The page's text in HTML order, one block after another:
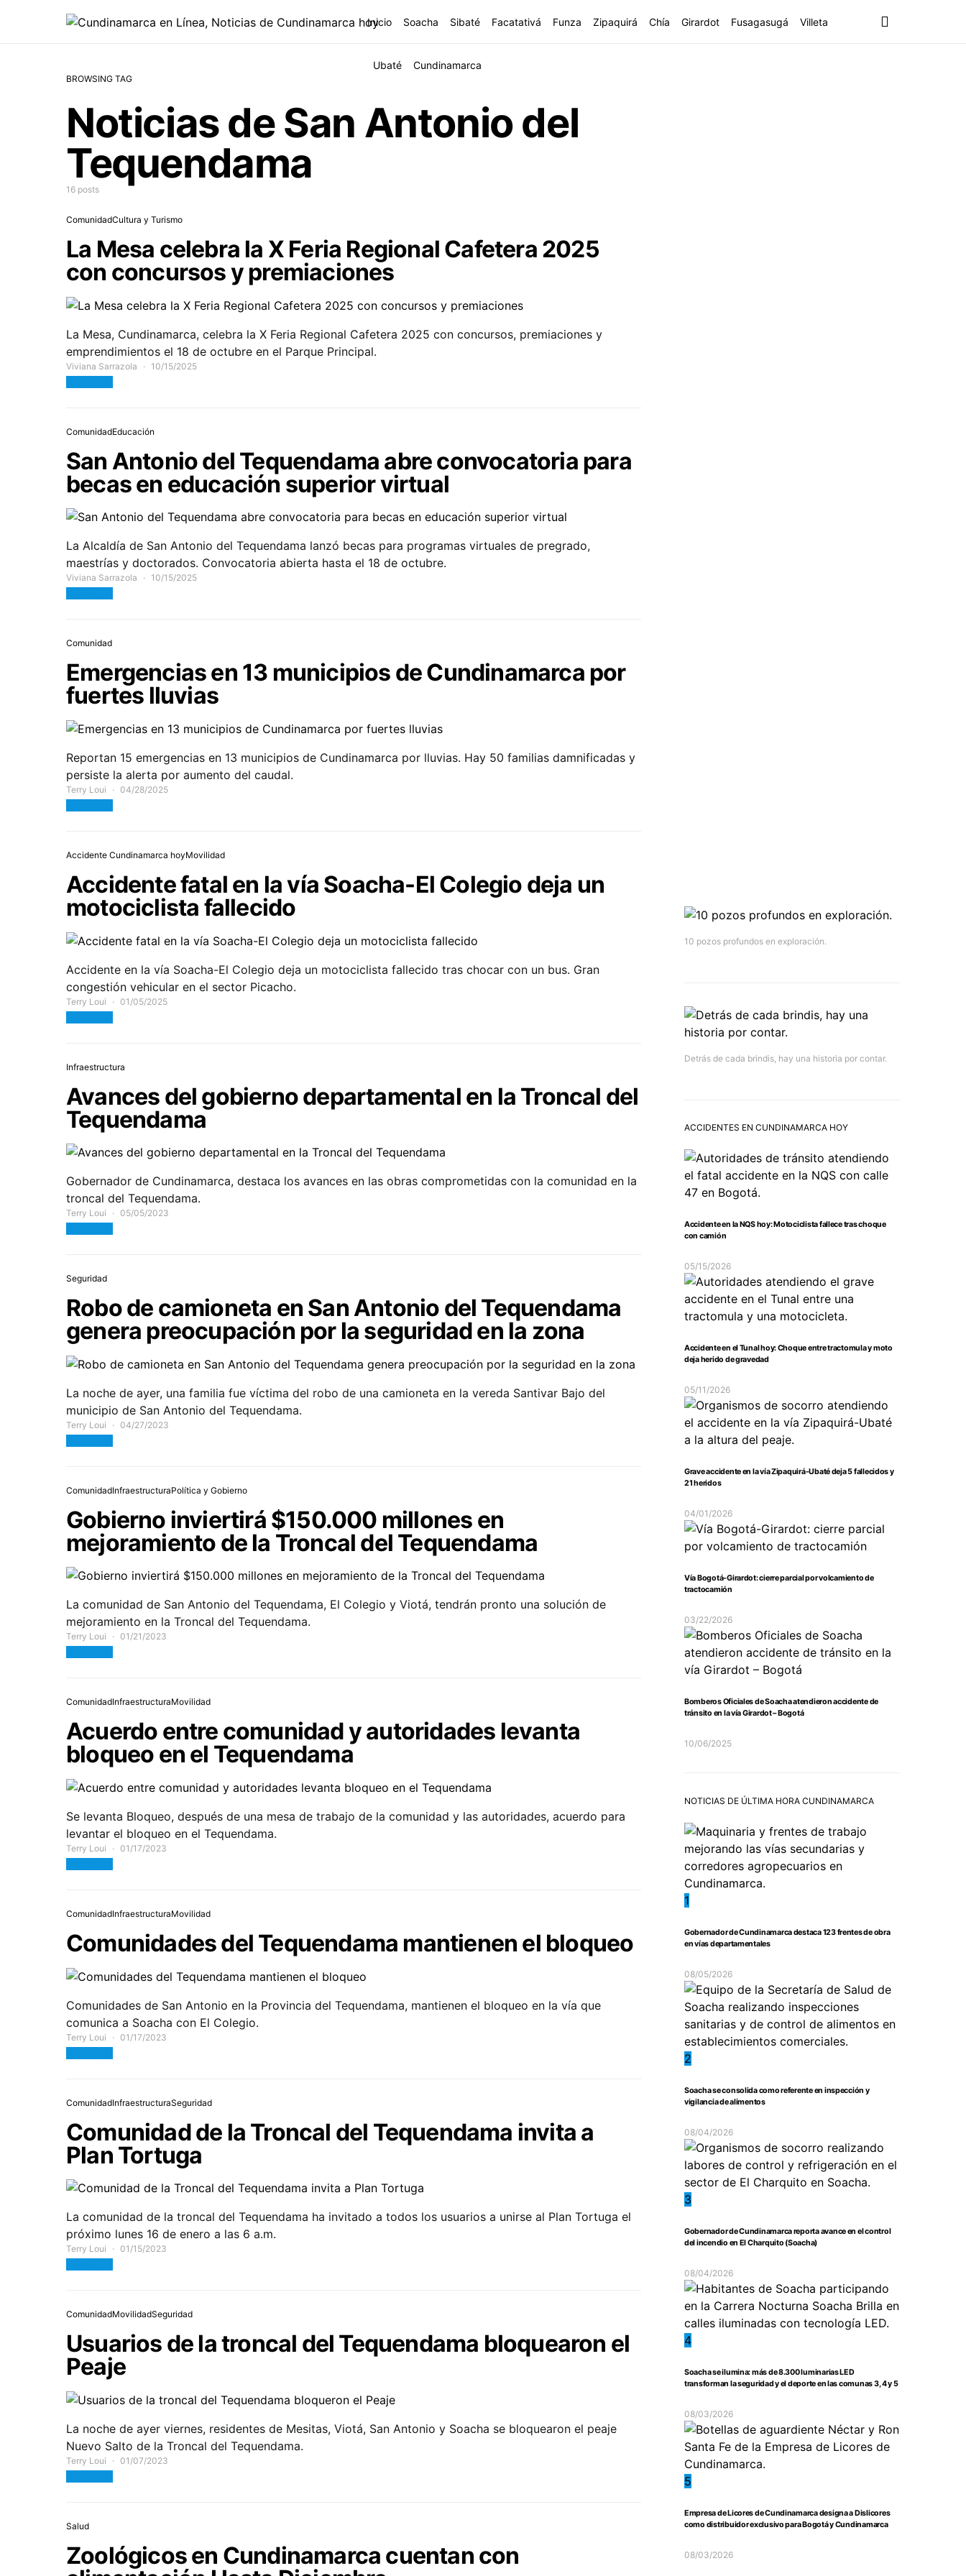
Inicio Soacha Sibaté Facatativá Funza Zipaquirá Chía Girardot Fusagasugá Villeta
Ubaté Cundinamarca
BROWSING TAG
Noticias de San Antonio del
Tequendama
16 posts
ComunidadCultura y Turismo
La Mesa celebra la X Feria Regional Cafetera 2025
con concursos y premiaciones
La Mesa, Cundinamarca, celebra la X Feria Regional Cafetera 2025 con concursos, premiaciones y
emprendimientos el 18 de octubre en el Parque Principal.
Viviana Sarrazola 10/15/2025
ComunidadEducación
San Antonio del Tequendama abre convocatoria para
becas en educación superior virtual
La Alcaldía de San Antonio del Tequendama lanzó becas para programas virtuales de pregrado,
maestrías y doctorados. Convocatoria abierta hasta el 18 de octubre.
Viviana Sarrazola 10/15/2025
Comunidad
Emergencias en 13 municipios de Cundinamarca por
fuertes lluvias
Reportan 15 emergencias en 13 municipios de Cundinamarca por lluvias. Hay 50 familias damnificadas y
persiste la alerta por aumento del caudal.
Terry Loui 04/28/2025
Accidente Cundinamarca hoyMovilidad
Accidente fatal en la vía Soacha-El Colegio deja un
motociclista fallecido
Accidente en la vía Soacha-El Colegio deja un motociclista fallecido tras chocar con un bus. Gran
congestión vehicular en el sector Picacho.
Terry Loui 01/05/2025
Infraestructura
Avances del gobierno departamental en la Troncal del
Tequendama
Gobernador de Cundinamarca, destaca los avances en las obras comprometidas con la comunidad en la
troncal del Tequendama.
Terry Loui 05/05/2023
Seguridad
Robo de camioneta en San Antonio del Tequendama
genera preocupación por la seguridad en la zona
La noche de ayer, una familia fue víctima del robo de una camioneta en la vereda Santivar Bajo del
municipio de San Antonio del Tequendama.
Terry Loui 04/27/2023
ComunidadInfraestructuraPolítica y Gobierno
Gobierno inviertirá $150.000 millones en
mejoramiento de la Troncal del Tequendama
La comunidad de San Antonio del Tequendama, El Colegio y Viotá, tendrán pronto una solución de
mejoramiento en la Troncal del Tequendama.
Terry Loui 01/21/2023
ComunidadInfraestructuraMovilidad
Acuerdo entre comunidad y autoridades levanta
bloqueo en el Tequendama
Se levanta Bloqueo, después de una mesa de trabajo de la comunidad y las autoridades, acuerdo para
levantar el bloqueo en el Tequendama.
Terry Loui 01/17/2023
ComunidadInfraestructuraMovilidad
Comunidades del Tequendama mantienen el bloqueo
Comunidades de San Antonio en la Provincia del Tequendama, mantienen el bloqueo en la vía que
comunica a Soacha con El Colegio.
Terry Loui 01/17/2023
ComunidadInfraestructuraSeguridad
Comunidad de la Troncal del Tequendama invita a
Plan Tortuga
La comunidad de la troncal del Tequendama ha invitado a todos los usuarios a unirse al Plan Tortuga el
próximo lunes 16 de enero a las 6 a.m.
Terry Loui 01/15/2023
ComunidadMovilidadSeguridad
Usuarios de la troncal del Tequendama bloquearon el
Peaje
La noche de ayer viernes, residentes de Mesitas, Viotá, San Antonio y Soacha se bloquearon el peaje
Nuevo Salto de la Troncal del Tequendama.
Terry Loui 01/07/2023
Salud
Zoológicos en Cundinamarca cuentan con
10 pozos profundos en exploración.
Detrás de cada brindis, hay una historia por contar.
ACCIDENTES EN CUNDINAMARCA HOY
Accidente en la NQS hoy: Motociclista fallece tras choque
con camión
05/15/2026
Accidente en el Tunal hoy: Choque entre tractomula y moto
deja herido de gravedad
05/11/2026
Grave accidente en la vía Zipaquirá-Ubaté deja 5 fallecidos y
21 heridos
04/01/2026
Vía Bogotá-Girardot: cierre parcial por volcamiento de
tractocamión
03/22/2026
Bomberos Oficiales de Soacha atendieron accidente de
tránsito en la vía Girardot – Bogotá
10/06/2025
NOTICIAS DE ÚLTIMA HORA CUNDINAMARCA
1
Gobernador de Cundinamarca destaca 123 frentes de obra
en vías departamentales
08/05/2026
2
Soacha se consolida como referente en inspección y
vigilancia de alimentos
08/04/2026
3
Gobernador de Cundinamarca reporta avance en el control
del incendio en El Charquito (Soacha)
08/04/2026
4
Soacha se ilumina: más de 8.300 luminarias LED
transforman la seguridad y el deporte en las comunas 3, 4 y 5
08/03/2026
5
Empresa de Licores de Cundinamarca designa a Dislicores
como distribuidor exclusivo para Bogotá y Cundinamarca
08/03/2026